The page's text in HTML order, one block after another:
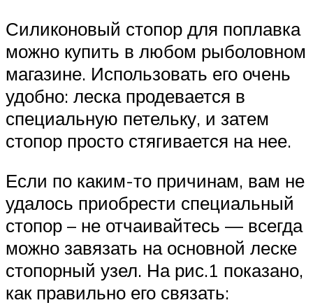
Силиконовый стопор для поплавка
можно купить в любом рыболовном
магазине. Использовать его очень
удобно: леска продевается в
специальную петельку, и затем
стопор просто стягивается на нее.
Если по каким-то причинам, вам не
удалось приобрести специальный
стопор – не отчаивайтесь — всегда
можно завязать на основной леске
стопорный узел. На рис.1 показано,
как правильно его связать: